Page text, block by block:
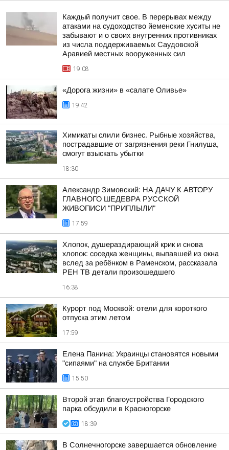
Каждый получит свое. В перерывах между
атаками на судоходство йеменские хуситы не
забывают и о своих внутренних противниках
из числа поддерживаемых Саудовской
Аравией местных вооруженных сил
19:08
«Дорога жизни» в «салате Оливье»
19:42
Химикаты слили бизнес. Рыбные хозяйства,
пострадавшие от загрязнения реки Гнилуша,
смогут взыскать убытки
18:30
Александр Зимовский: НА ДАЧУ К АВТОРУ
ГЛАВНОГО ШЕДЕВРА РУССКОЙ
ЖИВОПИСИ "ПРИПЛЫЛИ"
17:59
Хлопок, душераздирающий крик и снова
хлопок: соседка женщины, выпавшей из окна
вслед за ребёнком в Раменском, рассказала
РЕН ТВ детали произошедшего
16:38
Курорт под Москвой: отели для короткого
отпуска этим летом
17:59
Елена Панина: Украинцы становятся новыми
"сипаями" на службе Британии
15:50
Второй этап благоустройства Городского
парка обсудили в Красногорске
18:39
В Солнечногорске завершается обновление